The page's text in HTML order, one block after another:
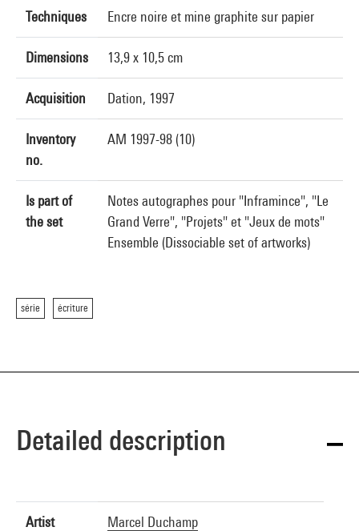
Techniques Encre noire et mine graphite sur papier
Dimensions 13,9 x 10,5 cm
Acquisition Dation, 1997
Inventory
no.
AM 1997-98 (10)
Is part of
the set
Notes autographes pour "Inframince", "Le
Grand Verre", "Projets" et "Jeux de mots"
Ensemble (Dissociable set of artworks)
série écriture
Detailed description
Artist
Marcel Duchamp